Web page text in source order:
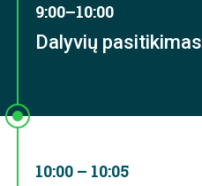
9:00–10:00
Dalyvių pasitikimas
10:00 – 10:05